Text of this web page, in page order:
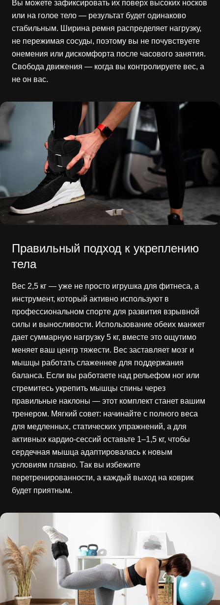
Вы можете зафиксировать их поверх высоких носков
или на голое тело — результат будет одинаково
стабильным. Ширина ремня распределяет нагрузку,
не пережимая сосуды, поэтому вы не почувствуете
онемения или дискомфорта после часового занятия.
Свобода движения — когда вы контролируете вес, а
не он вас.
Правильный подход к укреплению
тела
Вес 2,5 кг — уже не просто игрушка для фитнеса, а
инструмент, который активно используют в
профессиональном спорте для развития взрывной
силы и выносливости. Использование обеих манжет
дает суммарную нагрузку 5 кг, вместе это ощутимо
меняет ваш центр тяжести. Вес заставляет мозг и
мышцы работать слаженнее для поддержания
баланса. Если вы работаете над рельефом ног или
стремитесь укрепить мышцы спины через
правильные наклоны — этот комплект станет вашим
тренером. Мягкий совет: начинайте с полного веса
для медленных, статических упражнений, а для
активных кардио-сессий оставьте 1–1,5 кг, чтобы
сердечная мышца адаптировалась к новым
условиям плавно. Так вы избежите
перетренированности, а каждый выход на коврик
будет приятным.